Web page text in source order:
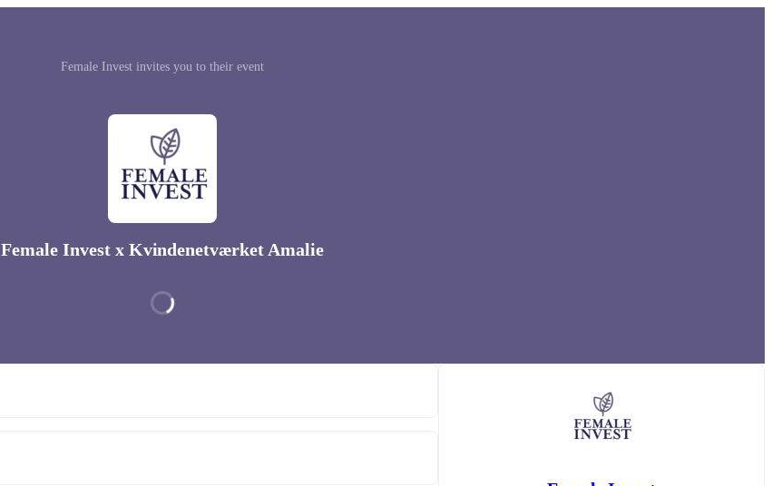
Female Invest invites you to their event
Female Invest x Kvindenetværket Amalie